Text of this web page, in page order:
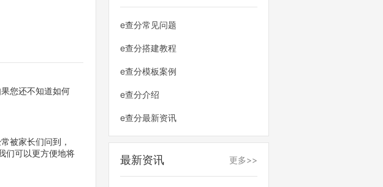
您还不知道如何
被家长们问到，
们可以更方便地将
e查分常见问题
e查分搭建教程
e查分模板案例
e查分介绍
e查分最新资讯
最新资讯 更多>>